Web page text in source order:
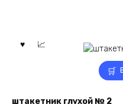
штакетник глухой № 2